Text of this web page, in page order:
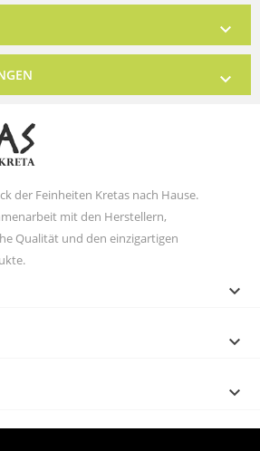


der Feinheiten Kretas nach Hause.
mit den Herstellern,
Qualität und den einzigartigen


